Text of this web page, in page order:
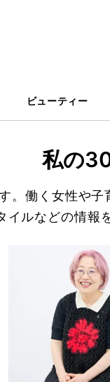
ビューティー
私の
。働く女性や
イルなどの情報